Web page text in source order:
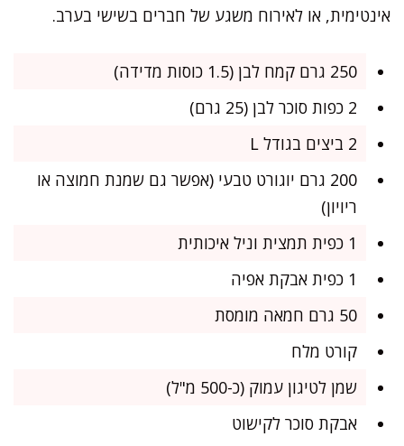
אינטימית, או לאירוח משגע של חברים בשישי בערב.
250 גרם קמח לבן (1.5 כוסות מדידה)
2 כפות סוכר לבן (25 גרם)
2 ביצים בגודל L
200 גרם יוגורט טבעי (אפשר גם שמנת חמוצה או
ריויון)
1 כפית תמצית וניל איכותית
1 כפית אבקת אפיה
50 גרם חמאה מומסת
קורט מלח
שמן לטיגון עמוק (כ-500 מ"ל)
אבקת סוכר לקישוט